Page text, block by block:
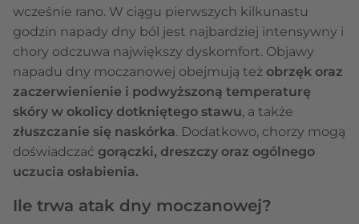
wcześnie rano. W ciągu pierwszych kilkunastu
godzin napady dny ból jest najbardziej intensywny i
chory odczuwa największy dyskomfort. Objawy
napadu dny moczanowej obejmują też obrzęk oraz
zaczerwienienie i podwyższoną temperaturę
skóry w okolicy dotkniętego stawu, a także
złuszczanie się naskórka. Dodatkowo, chorzy mogą
doświadczać gorączki, dreszczy oraz ogólnego
uczucia osłabienia.
Ile trwa atak dny moczanowej?